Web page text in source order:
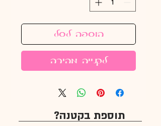
הוספה לסל
לקנייה מהירה
תוספת בקטנה?